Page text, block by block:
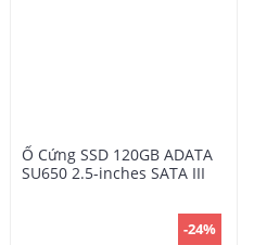
Ổ Cứng SSD 120GB ADATA
SU650 2.5-inches SATA III
-24%